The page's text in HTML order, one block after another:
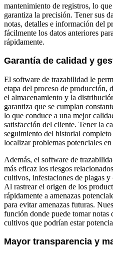
mantenimiento de registros, lo
garantiza la precisión. Tener sus
notas, detalles e información del
fácilmente los datos anteriores
rápidamente.
Garantía de calidad y
El software de trazabilidad le
etapa del proceso de producción,
el almacenamiento y la
garantiza que se cumplan
lo que conduce a una mejor
satisfacción del cliente. Tener la
seguimiento del historial
localizar problemas potenciales
Además, el software de
más eficaz los riesgos
cultivos, infestaciones de plagas
Al rastrear el origen de los
rápidamente a amenazas
para evitar amenazas futuras.
función donde puede tomar notas
cultivos que podrían estar
Mayor transparencia y